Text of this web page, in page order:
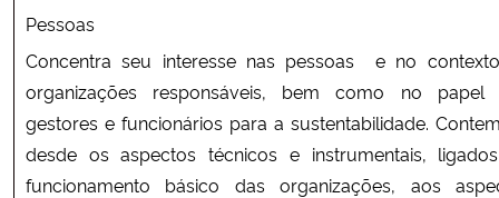
Pessoas
Concentra seu interesse nas pessoas e no
organizações responsáveis, bem como no papel
gestores e funcionários para a sustentabilidade.
desde os aspectos técnicos e instrumentais,
funcionamento básico das organizações, aos